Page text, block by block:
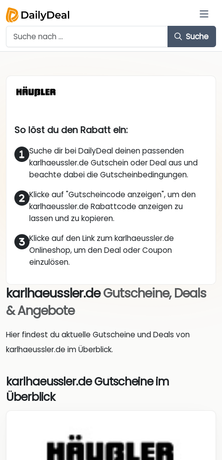
Suche
So löst du den Rabatt ein:
Suche dir bei DailyDeal deinen passenden
karlhaeussler.de Gutschein oder Deal aus und
beachte dabei die Gutscheinbedingungen.
Klicke auf "Gutscheincode anzeigen", um den
karlhaeussler.de Rabattcode anzeigen zu
lassen und zu kopieren.
Klicke auf den Link zum karlhaeussler.de
Onlineshop, um den Deal oder Coupon
einzulösen.
karlhaeussler.deGutscheine, Deals
& Angebote
Hier findest du aktuelle Gutscheine und Deals von
karlhaeussler.de im Überblick.
karlhaeussler.de Gutscheine im
Überblick